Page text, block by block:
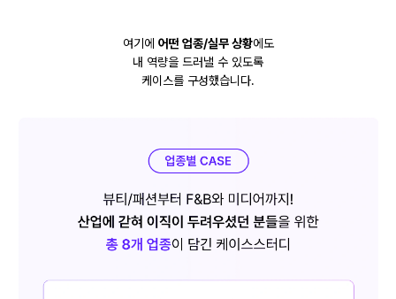
여기에 어떤 업종/실무 상황에도
내 역량을 드러낼 수 있도록
케이스를 구성했습니다.